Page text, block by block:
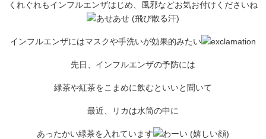
くれぐれもインフルエンザはじめ、風邪などお気お付けくださいね
インフルエンザにはマスクや手洗いが効果的みたい
先日、インフルエンザの予防には
緑茶や紅茶をこまめに飲むといいと聞いて
最近、リカは水筒の中に
あったかい緑茶を入れています